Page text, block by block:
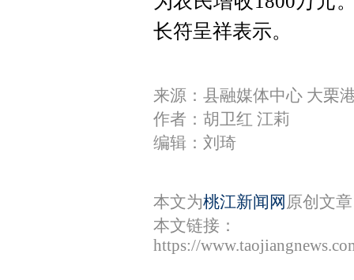
长符呈祥表示。
来源：县融媒体中心 大栗
作者：胡卫红 江莉
编辑：刘琦
本文为桃江新闻网 原创文
本文链接：
https://